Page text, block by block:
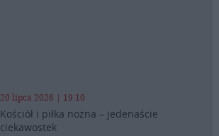
20 lipca 2026 | 19:10
Kościół i piłka nożna – jedenaście
ciekawostek